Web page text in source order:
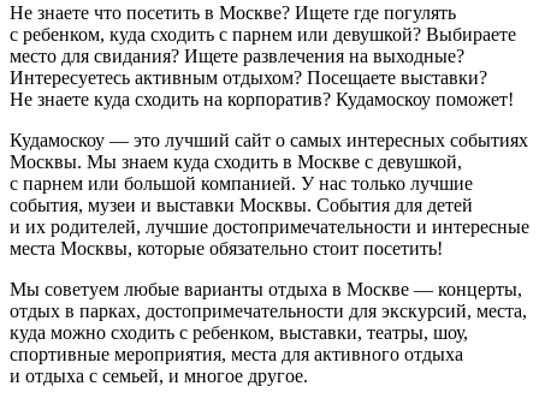
Не знаете что посетить в Москве? Ищете где погулять
с ребенком, куда сходить с парнем или девушкой? Выбираете
место для свидания? Ищете развлечения на выходные?
Интересуетесь активным отдыхом? Посещаете выставки?
Не знаете куда сходить на корпоратив? Кудамоскоу поможет!
Кудамоскоу — это лучший сайт о самых интересных событиях
Москвы. Мы знаем куда сходить в Москве с девушкой,
с парнем или большой компанией. У нас только лучшие
события, музеи и выставки Москвы. События для детей
и их родителей, лучшие достопримечательности и интересные
места Москвы, которые обязательно стоит посетить!
Мы советуем любые варианты отдыха в Москве — концерты,
отдых в парках, достопримечательности для экскурсий, места,
куда можно сходить с ребенком, выставки, театры, шоу,
спортивные мероприятия, места для активного отдыха
и отдыха с семьей, и многое другое.